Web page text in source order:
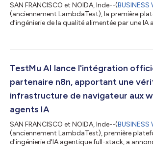
SAN FRANCISCO et NOIDA, Inde--(BUSINESS
(anciennement LambdaTest), la première
d’ingénierie de la qualité alimentée par une IA
de Kane CLI, qui était à l’origine un outil
jusqu’à la décision de mise en production :
TestMu AI lance l'intégration
partenaire n8n, apportant une
infrastructure de navigateur aux
agents IA
SAN FRANCISCO et NOIDA, Inde--(BUSINESS
(anciennement LambdaTest), première
d'ingénierie d'IA agentique full-stack, a